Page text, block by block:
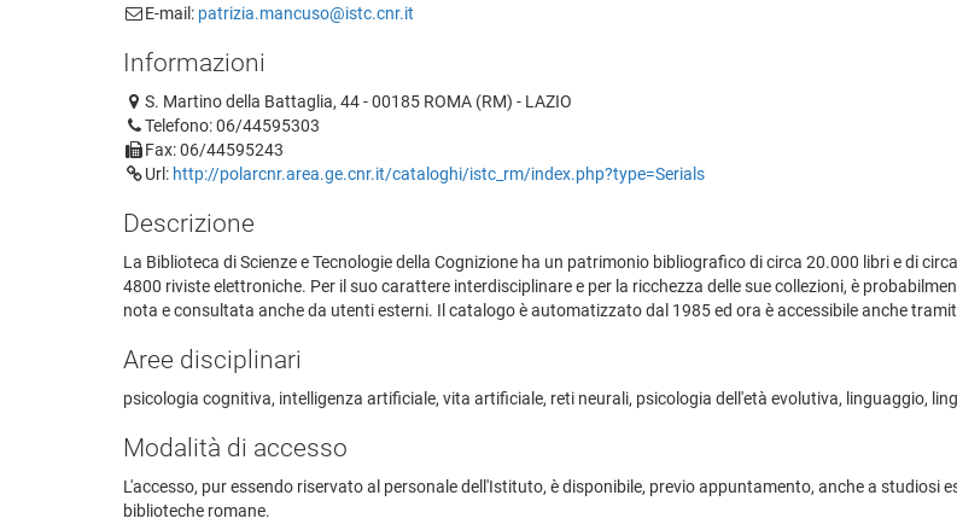
E-mail: patrizia.mancuso@istc.cnr.it
Informazioni
S. Martino della Battaglia, 44 - 00185 ROMA (RM) - LAZIO
Telefono: 06/44595303
Fax: 06/44595243
Url: http://polarcnr.area.ge.cnr.it/cataloghi/istc_rm/index.php?type=Serials
Descrizione
La Biblioteca di Scienze e Tecnologie della Cognizione ha un patrimonio bibliografico di circa 20.000 libri e di
4800 riviste elettroniche. Per il suo carattere interdisciplinare e per la ricchezza delle sue collezioni, è
nota e consultata anche da utenti esterni. Il catalogo è automatizzato dal 1985 ed ora è accessibile anche
Aree disciplinari
psicologia cognitiva, intelligenza artificiale, vita artificiale, reti neurali, psicologia dell'età evolutiva, linguaggio,
Modalità di accesso
L'accesso, pur essendo riservato al personale dell'Istituto, è disponibile, previo appuntamento, anche a studiosi
biblioteche romane.